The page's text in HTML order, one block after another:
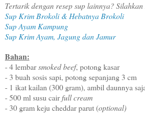
Tertarik dengan resep sup lainnya?
Sup Krim Brokoli & Hebatnya Brokoli
Sup Ayam Kampung
Sup Krim Ayam, Jagung dan Jamur
Bahan:
- 4 lembarsmoked beef, potong kasar
- 3 buah sosis sapi, potong sepanjang 3 cm
- 1 ikat kailan (300 gram), ambil daunnya
- 500 ml susu cairfull cream
- 30 gram keju cheddar parut (optional)